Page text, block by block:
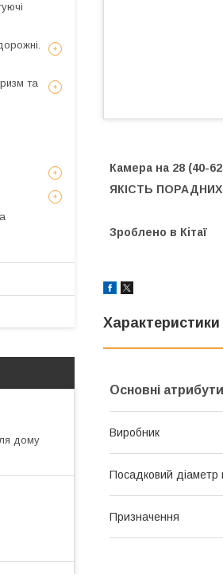
Камера на 28 (40-
ЯКІСТЬ
Зроблено в Кітаї
Характеристики
Основні атрибути
Виробник
Посадковий діаметр
Призначення
та
дому